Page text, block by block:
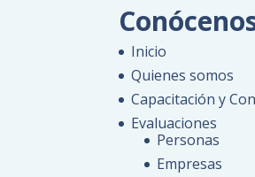
Inicio
Quienes somos
Capacitación y
Evaluaciones
Personas
Empresas